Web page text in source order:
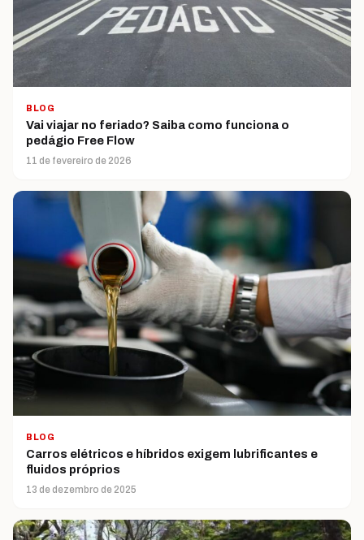
BLOG
Vai viajar no feriado? Saiba como funciona o
pedágio Free Flow
11 de fevereiro de 2026
BLOG
Carros elétricos e híbridos exigem lubrificantes e
fluidos próprios
13 de dezembro de 2025